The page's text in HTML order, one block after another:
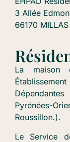
La maison
Pyrénées-
Roussillon.).
Le Service
3 Allée
66170 MILLAS